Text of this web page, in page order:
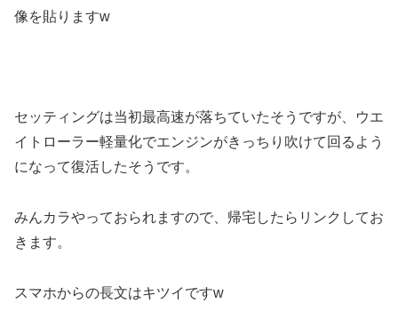
像を貼りますw
セッティングは当初最高速が落ちていたそうですが、ウエ
イトローラー軽量化でエンジンがきっちり吹けて回るよう
になって復活したそうです。
みんカラやっておられますので、帰宅したらリンクしてお
きます。
スマホからの長文はキツイですw